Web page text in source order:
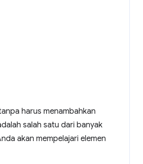
harus menambahkan
salah satu dari banyak
akan mempelajari elemen